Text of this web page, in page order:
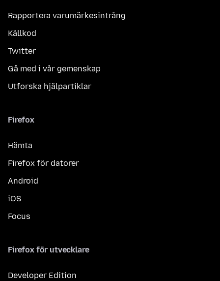
Rapportera varumärkesintrång
Källkod
Twitter
Gå med i vår gemenskap
Utforska hjälpartiklar
Firefox
Hämta
Firefox för datorer
Android
iOS
Focus
Firefox för utvecklare
Developer Edition